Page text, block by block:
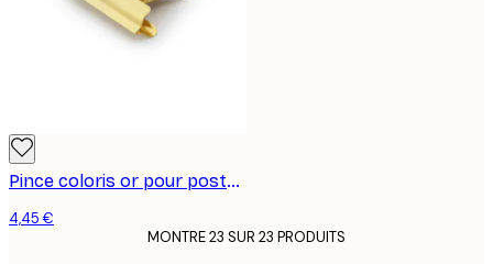
Pince coloris or pour posters, moyen format
4,45 €
MONTRE 23 SUR 23 PRODUITS